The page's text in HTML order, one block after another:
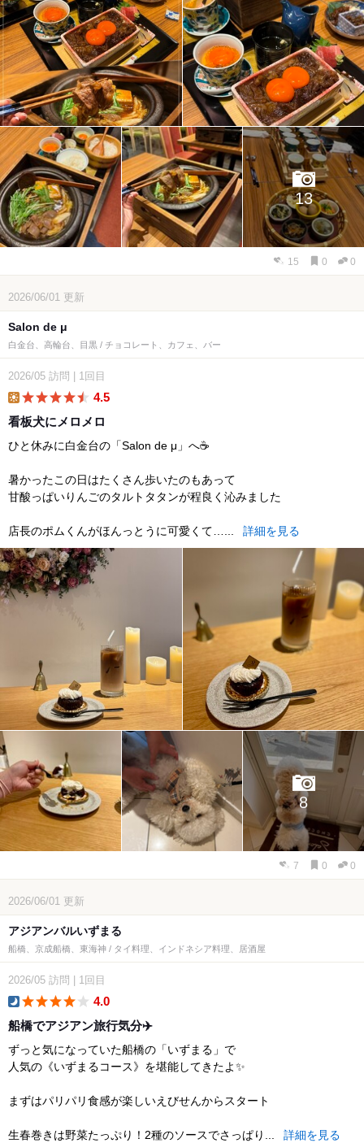
13
15 0 0
2026/06/01 更新
Salon de μ
白金台、高輪台、目黒 / チョコレート、カフェ、バー
2026/05 訪問 1回目
4.5
看板犬にメロメロ
ひと休みに白金台の「Salon de μ」へ☕️
暑かったこの日はたくさん歩いたのもあって
甘酸っぱいりんごのタルトタタンが程良く沁みました
店長のポムくんがほんっとうに可愛くて…... 詳細を見る
8
7 0 0
2026/06/01 更新
アジアンバルいずまる
船橋、京成船橋、東海神 / タイ料理、インドネシア料理、居酒屋
2026/05 訪問 1回目
4.0
船橋でアジアン旅行気分✈️
ずっと気になっていた船橋の「いずまる」で
人気の《いずまるコース》を堪能してきたよ✨
まずはパリパリ食感が楽しいえびせんからスタート
生春巻きは野菜たっぷり！2種のソースでさっぱり... 詳細を見る